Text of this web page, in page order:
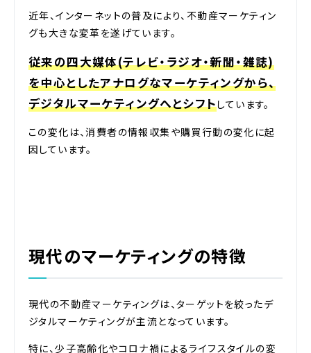
近年、インターネットの普及により、不動産マーケティン
グも大きな変革を遂げています。
従来の四大媒体(テレビ・ラジオ・新聞・雑誌)
を中心としたアナログなマーケティングから、
デジタルマーケティングへとシフトしています。
この変化は、消費者の情報収集や購買行動の変化に起
因しています。
現代のマーケティングの特徴
現代の不動産マーケティングは、ターゲットを絞ったデ
ジタルマーケティングが主流となっています。
特に、少子高齢化やコロナ禍によるライフスタイルの変